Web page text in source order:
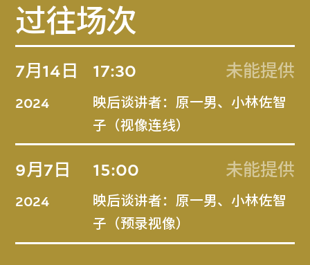
过往场次
7月14日
2024
17:30 未能提供
映后谈讲者：原一男、小林佐智
子（视像连线）
9月7日
2024
15:00 未能提供
映后谈讲者：原一男、小林佐智
子（预录视像）